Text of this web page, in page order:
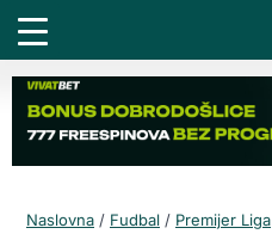
Naslovna / Fudbal / Premijer Liga